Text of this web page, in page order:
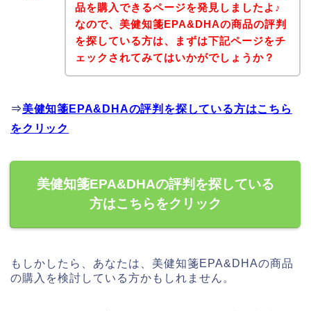
品を購入できるページを発見しましたよ♪
なので、美健知箋EPA&DHAの商品の評判
を探している方は、まずは下記ページをチ
ェックされてみてはいかがでしょうか？
⇒美健知箋EPA&DHAの評判を探している方はこちら
をクリック
美健知箋EPA&DHAの評判を探している
方はこちらをクリック
もしかしたら、あなたは、美健知箋EPA&DHAの商品
の購入を検討している方かもしれません。